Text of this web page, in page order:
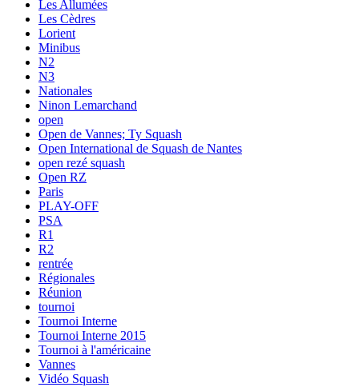
Les Allumées
Les Cèdres
Lorient
Minibus
N2
N3
Nationales
Ninon Lemarchand
open
Open de Vannes; Ty Squash
Open International de Squash de Nantes
open rezé squash
Open RZ
Paris
PLAY-OFF
PSA
R1
R2
rentrée
Régionales
Réunion
tournoi
Tournoi Interne
Tournoi Interne 2015
Tournoi à l'américaine
Vannes
Vidéo Squash